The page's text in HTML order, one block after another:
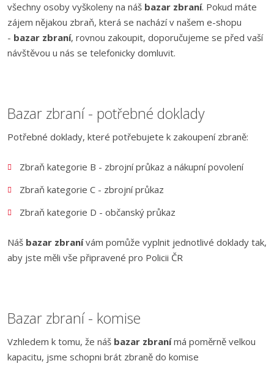
všechny osoby vyškoleny na náš bazar zbraní. Pokud máte
zájem nějakou zbraň, která se nachází v našem e-shopu
- bazar zbraní, rovnou zakoupit, doporučujeme se před vaší
návštěvou u nás se telefonicky domluvit.
Bazar zbraní - potřebné doklady
Potřebné doklady, které potřebujete k zakoupení zbraně:
Zbraň kategorie B - zbrojní průkaz a nákupní povolení
Zbraň kategorie C - zbrojní průkaz
Zbraň kategorie D - občanský průkaz
Náš bazar zbranívám pomůže vyplnit jednotlivé doklady tak,
aby jste měli vše připravené pro Policii ČR
Bazar zbraní - komise
Vzhledem k tomu, že náš bazar zbranímá poměrně velkou
kapacitu, jsme schopni brát zbraně do komise